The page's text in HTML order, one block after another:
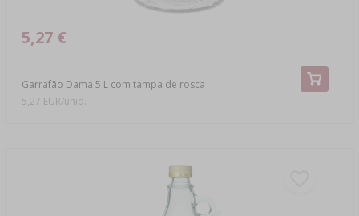
Garrafão Dama 5 L com tampa de rosca
5,27 €
5,27 EUR/unid.